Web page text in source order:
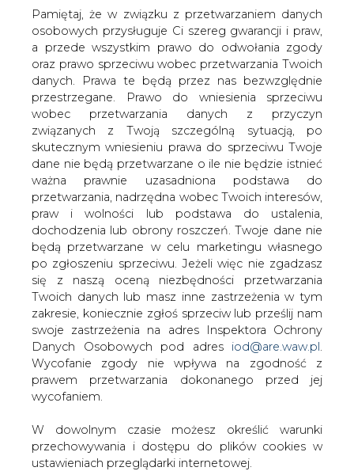
Pamiętaj, że w związku z przetwarzaniem danych
osobowych przysługuje Ci szereg gwarancji i praw,
a przede wszystkim prawo do odwołania zgody
oraz prawo sprzeciwu wobec przetwarzania Twoich
danych. Prawa te będą przez nas bezwzględnie
przestrzegane. Prawo do wniesienia sprzeciwu
wobec przetwarzania danych z przyczyn
związanych z Twoją szczególną sytuacją, po
skutecznym wniesieniu prawa do sprzeciwu Twoje
dane nie będą przetwarzane o ile nie będzie istnieć
ważna prawnie uzasadniona podstawa do
przetwarzania, nadrzędna wobec Twoich interesów,
praw i wolności lub podstawa do ustalenia,
dochodzenia lub obrony roszczeń. Twoje dane nie
będą przetwarzane w celu marketingu własnego
po zgłoszeniu sprzeciwu. Jeżeli więc nie zgadzasz
się z naszą oceną niezbędności przetwarzania
Twoich danych lub masz inne zastrzeżenia w tym
zakresie, koniecznie zgłoś sprzeciw lub prześlij nam
swoje zastrzeżenia na adres Inspektora Ochrony
Danych Osobowych pod adres iod@are.waw.pl.
Wycofanie zgody nie wpływa na zgodność z
prawem przetwarzania dokonanego przed jej
wycofaniem.
W dowolnym czasie możesz określić warunki
przechowywania i dostępu do plików cookies w
ustawieniach przeglądarki internetowej.
Rosnący popyt na biopaliwa stwarza
nowe możliwości dla producentów
tłuszczów roślinnych w Polsce.
Producenci biopaliw nie obawiają się
walki o rynek z Zakładami Tłuszczowymi
Kruszwica, które wyrastają na
olejowego potentata.
Łącznie w Polsce produkuje się około 500 tys. ton
surowego oleju z rzepaku. Do tej pory był
wykorzystywany przede wszystkim na cele spożywcze.
Polska branża tłuszczowa zalicza się do dość
skoncentrowanych gałęzi przemysłu spożywczego.
Najbardziej skoncentrowany jest przerób rzepaku.
Instytut obliczył, że ponad 65 procent mocy
przetwórczych przypada na Wielkopolskie Zakłady
Przemysłu Tłuszczowego w Szamotułach, Zakłady
Tłuszczowe w Kruszwicy oraz Ewico.
ze względu na rozwój rynku biopaliw - mówi Ewa Rosiak,
z Instytutu Ekonomiki Rolnictwa i Gospodarki
Żywnościowej. Szacuje się, że za cztery, pięć lat popyt na